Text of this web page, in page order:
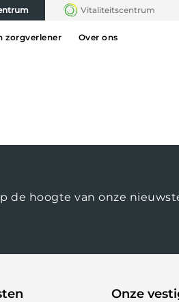
Vitaliteitscentrum
zorgverlener Over ons
de hoogte van onze
Onze